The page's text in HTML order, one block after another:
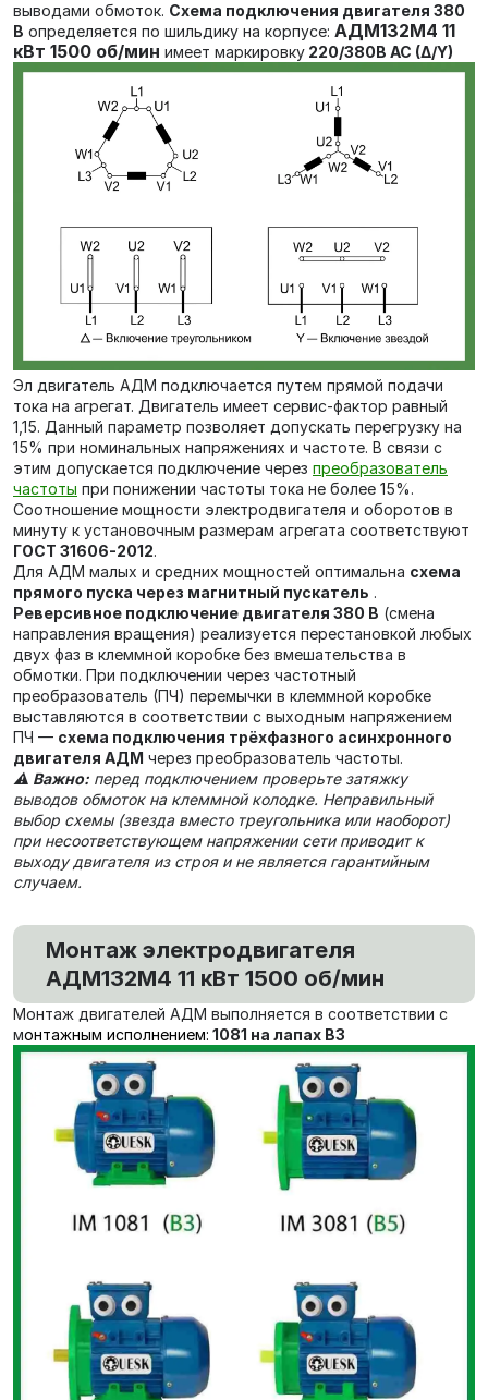
выводами обмоток. Схема подключения двигателя 380
В определяется по шильдику на корпусе: АДМ132М4 11
кВт 1500 об/мин имеет маркировку 220/380В AC (Δ/Y)
Эл двигатель АДМ подключается путем прямой подачи
тока на агрегат. Двигатель имеет сервис-фактор равный
1,15. Данный параметр позволяет допускать перегрузку на
15% при номинальных напряжениях и частоте. В связи с
этим допускается подключение через преобразователь
частоты при понижении частоты тока не более 15%.
Соотношение мощности электродвигателя и оборотов в
минуту к установочным размерам агрегата соответствуют
ГОСТ 31606-2012.
Для АДМ малых и средних мощностей оптимальна схема
прямого пуска через магнитный пускатель .
Реверсивное подключение двигателя 380 В (смена
направления вращения) реализуется перестановкой любых
двух фаз в клеммной коробке без вмешательства в
обмотки. При подключении через частотный
преобразователь (ПЧ) перемычки в клеммной коробке
выставляются в соответствии с выходным напряжением
ПЧ — схема подключения трёхфазного асинхронного
двигателя АДМ через преобразователь частоты.
⚠️ Важно: перед подключением проверьте затяжку
выводов обмоток на клеммной колодке. Неправильный
выбор схемы (звезда вместо треугольника или наоборот)
при несоответствующем напряжении сети приводит к
выходу двигателя из строя и не является гарантийным
случаем.
Монтаж электродвигателя
АДМ132М4 11 кВт 1500 об/мин
Монтаж двигателей АДМ выполняется в соответствии с
монтажным исполнением: 1081 на лапах В3